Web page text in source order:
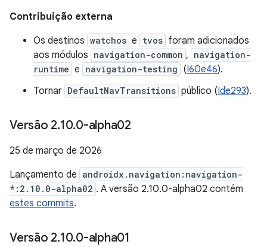
Contribuição externa
Os destinos watchos e tvos foram adicionados
aos módulos navigation-common , navigation-
runtime e navigation-testing (I60e46).
Tornar DefaultNavTransitions público (Ide293).
Versão 2.10.0-alpha02
25 de março de 2026
Lançamento de androidx.navigation:navigation-
*:2.10.0-alpha02 . A versão 2.10.0-alpha02 contém
estes commits.
Versão 2.10.0-alpha01